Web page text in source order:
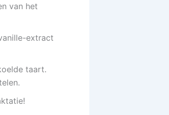
van het
extract
taart.